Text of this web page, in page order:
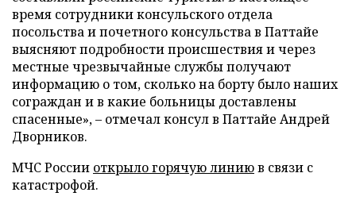
время сотрудники консульского отдела
посольства и почетного консульства в Паттайе
выясняют подробности происшествия и через
местные чрезвычайные службы получают
информацию о том, сколько на борту было наших
сограждан и в какие больницы доставлены
спасенные», – отмечал консул в Паттайе Андрей
Дворников.
МЧС России открыло горячую линиюв связи с
катастрофой.